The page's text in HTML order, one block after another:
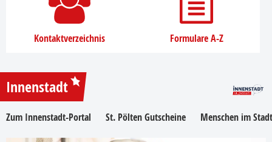
Kontaktverzeichnis Formulare A-Z
Innenstadt
Zum Innenstadt-Portal St. Pölten Gutscheine Menschen im